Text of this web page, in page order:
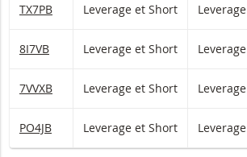
TX7PB Leverage et Short Leverage
8I7VB Leverage et Short Leverage
7VVXB Leverage et Short Leverage
PO4JB Leverage et Short Leverage